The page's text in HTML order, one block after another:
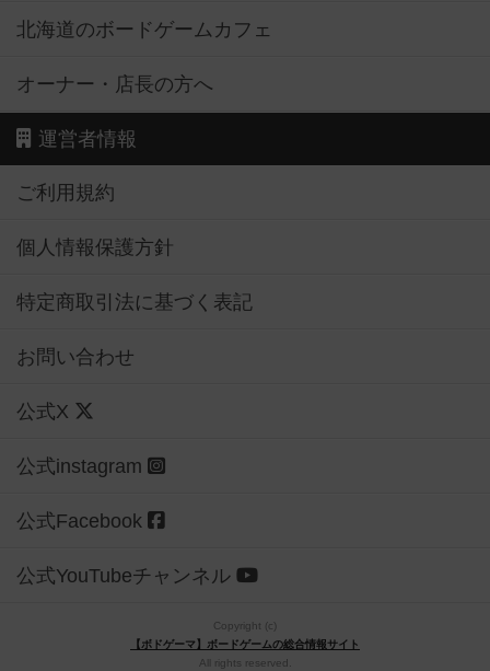
北海道のボードゲームカフェ
オーナー・店長の方へ
運営者情報
ご利用規約
個人情報保護方針
特定商取引法に基づく表記
お問い合わせ
公式X
公式instagram
公式Facebook
公式YouTubeチャンネル
Copyright (c)
【ボドゲーマ】ボードゲームの総合情報サイト
All rights reserved.